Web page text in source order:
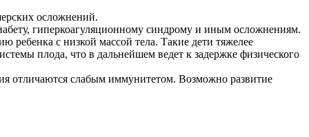
осложнений.
гиперкоагуляционному синдрому и иным осложнениям.
ребенка с низкой массой тела. Такие дети тяжелее
плода, что в дальнейшем ведет к задержке физического
отличаются слабым иммунитетом. Возможно развитие